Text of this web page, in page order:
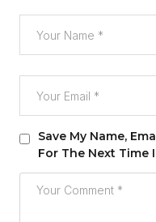
Save My Name,
For The Next Time